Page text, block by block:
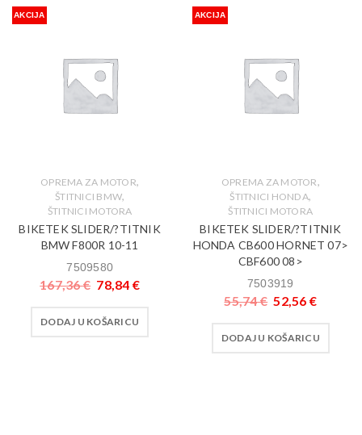
AKCIJA
OPREMA ZA MOTOR,
ŠTITNICI BMW,
ŠTITNICI MOTORA
BIKETEK SLIDER/?TITNIK
BMW F800R 10-11
7509580
167,36€ 78,84 €
DODAJ U KOŠARICU
AKCIJA
OPREMA ZA MOTOR,
ŠTITNICI HONDA,
ŠTITNICI MOTORA
BIKETEK SLIDER/?TITNIK
HONDA CB600 HORNET 07>
CBF600 08>
7503919
55,74€ 52,56 €
DODAJ U KOŠARICU